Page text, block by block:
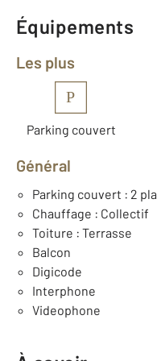
Équipements
Les plus
P
Parking couvert
Général
Parking couvert : 2
Chauffage : Collectif
Toiture : Terrasse
Balcon
Digicode
Interphone
Videophone